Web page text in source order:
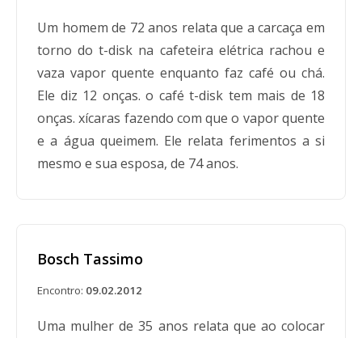
Um homem de 72 anos relata que a carcaça em
torno do t-disk na cafeteira elétrica rachou e
vaza vapor quente enquanto faz café ou chá.
Ele diz 12 onças. o café t-disk tem mais de 18
onças. xícaras fazendo com que o vapor quente
e a água queimem. Ele relata ferimentos a si
mesmo e sua esposa, de 74 anos.
Bosch Tassimo
Encontro: 09.02.2012
Uma mulher de 35 anos relata que ao colocar